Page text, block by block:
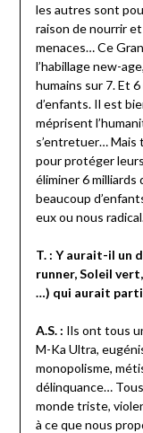
les autres sont
raison de nourrir
menaces… Ce
l’habillage new-
humains sur 7. Et
d’enfants. Il est
méprisent
s’entretuer… Mais
pour protéger
éliminer 6 milliards
beaucoup
eux ou nous
T. : Y aurait-il un
runner, Soleil
…) qui aurait
A.S. : Ils ont tous
M-Ka Ultra,
monopolisme,
délinquance…
monde triste,
à ce que nous